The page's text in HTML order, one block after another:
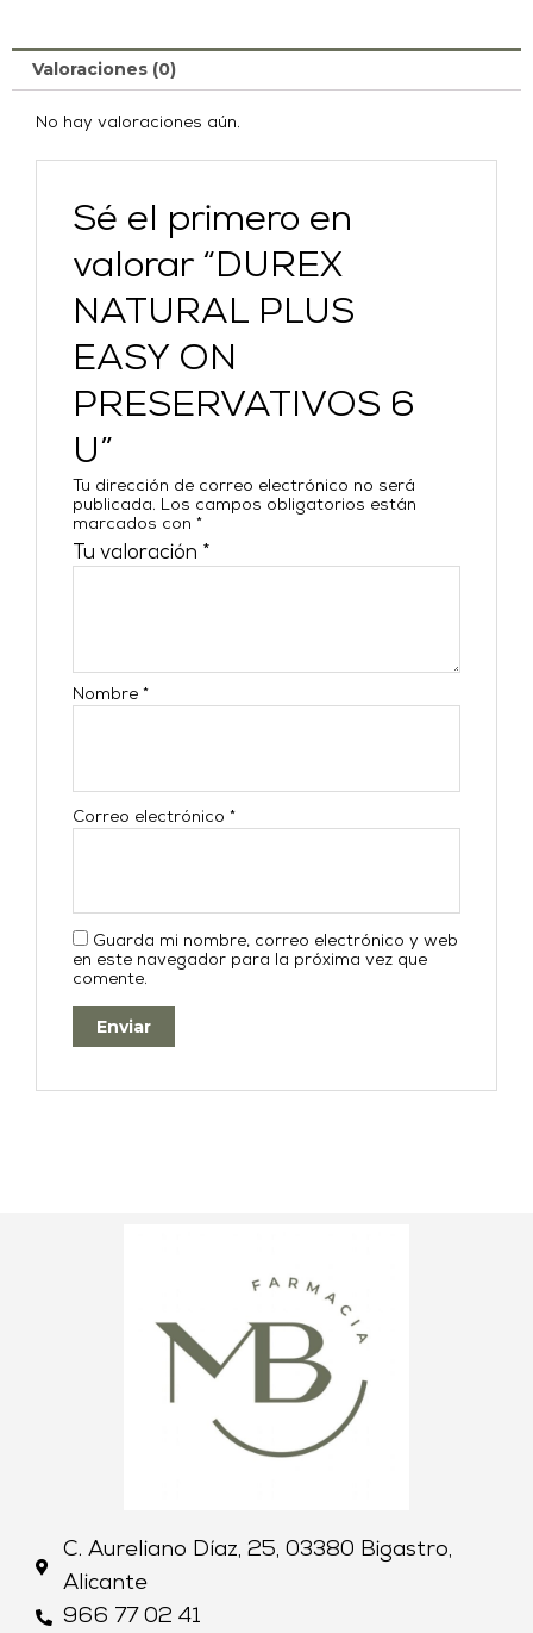
Valoraciones (0)
No hay valoraciones aún.
Sé el primero en
valorar “DUREX
NATURAL PLUS
EASY ON
PRESERVATIVOS 6
U”
Tu dirección de correo electrónico no será
publicada. Los campos obligatorios están
marcados con*
Tu valoración *
Nombre*
Correo electrónico*
Guarda mi nombre, correo electrónico y web
en este navegador para la próxima vez que
comente.
C. Aureliano Díaz, 25, 03380 Bigastro,
Alicante
966 77 02 41